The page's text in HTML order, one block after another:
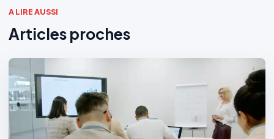
A LIRE AUSSI
Articles proches